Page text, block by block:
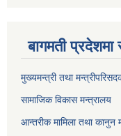
बागमती
मुख्यमन्त्री तथा
सामाजिक विकास मन्त्रालय
आन्तरीक मामिला तथा कानुन